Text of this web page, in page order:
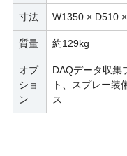
寸法 W1350 × D510
質量 約129kg
オプ
ショ
ン
DAQデータ収集
ト、スプレー装
ス